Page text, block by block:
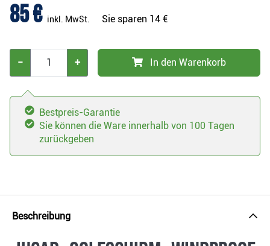
85 € inkl. MwSt. Sie sparen 14 €
− + In den Warenkorb
Bestpreis-Garantie
Sie können die Ware innerhalb von 100 Tagen
zurückgeben
Beschreibung